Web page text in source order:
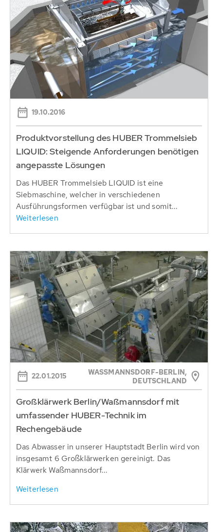
19.10.2016
Produktvorstellung des HUBER Trommelsieb
LIQUID: Steigende Anforderungen benötigen
angepasste Lösungen
Das HUBER Trommelsieb LIQUID ist eine
Siebmaschine, welcher in verschiedenen
Ausführungsformen verfügbar ist und somit...
Weiterlesen
22.01.2015
WASSMANNSDORF-BERLIN, D
EUTSCHLAND
Großklärwerk Berlin/Waßmannsdorf mit
umfassender HUBER-Technik im
Rechengebäude
Das Abwasser in unserer Hauptstadt Berlin wird von
insgesamt 6 Großklärwerken gereinigt. Das
Klärwerk Waßmannsdorf...
Weiterlesen